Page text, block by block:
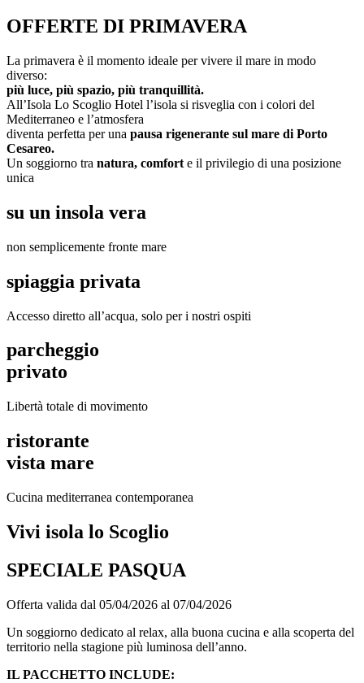
OFFERTE DI PRIMAVERA
La primavera è il momento ideale per vivere il mare in modo
diverso:
più luce, più spazio, più tranquillità.
All’Isola Lo Scoglio Hotel l’isola si risveglia con i colori del
Mediterraneo e l’atmosfera
diventa perfetta per una pausa rigenerante sul mare di Porto
Cesareo.
Un soggiorno tra natura, comfort e il privilegio di una posizione
unica
su un insola vera
non semplicemente fronte mare
spiaggia privata
Accesso diretto all’acqua, solo per i nostri ospiti
parcheggio
privato
Libertà totale di movimento
ristorante
vista mare
Cucina mediterranea contemporanea
Vivi isola lo Scoglio
SPECIALE PASQUA
Offerta valida dal 05/04/2026 al 07/04/2026
Un soggiorno dedicato al relax, alla buona cucina e alla scoperta del
territorio nella stagione più luminosa dell’anno.
IL PACCHETTO INCLUDE: